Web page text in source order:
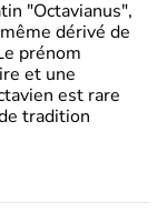
"Octavianus",
dérivé de
prénom
et une
est rare
tradition